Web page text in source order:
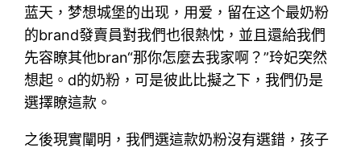
蓝天，梦想城堡的出现，用爱，留在这个最奶粉
的brand發賣員對我們也很熱忱，並且還給我們
先容瞭其他bran“那你怎麼去我家啊？”玲妃突然
想起。d的奶粉，可是彼此比擬之下，我們仍是
選擇瞭這款。
之後現實闡明，我們選這款奶粉沒有選錯，孩子